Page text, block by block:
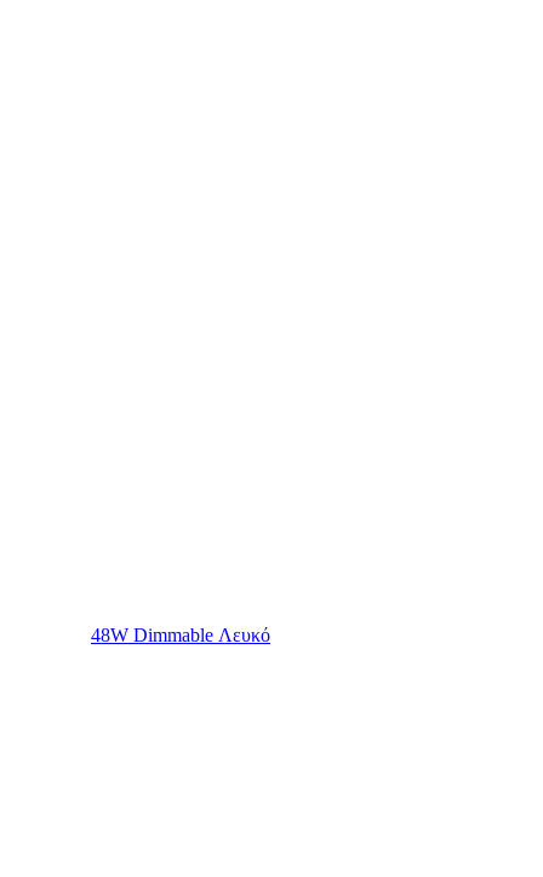
48W Dimmable Λευκό